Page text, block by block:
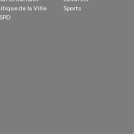
de la Ville
Sports